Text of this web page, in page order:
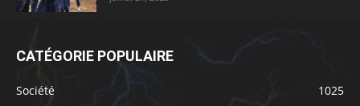
CATÉGORIE POPULAIRE
Société
1025